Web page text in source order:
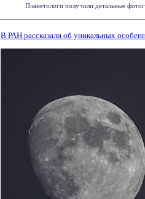
Планетологи получили детальные
В РАН рассказали об уникальных